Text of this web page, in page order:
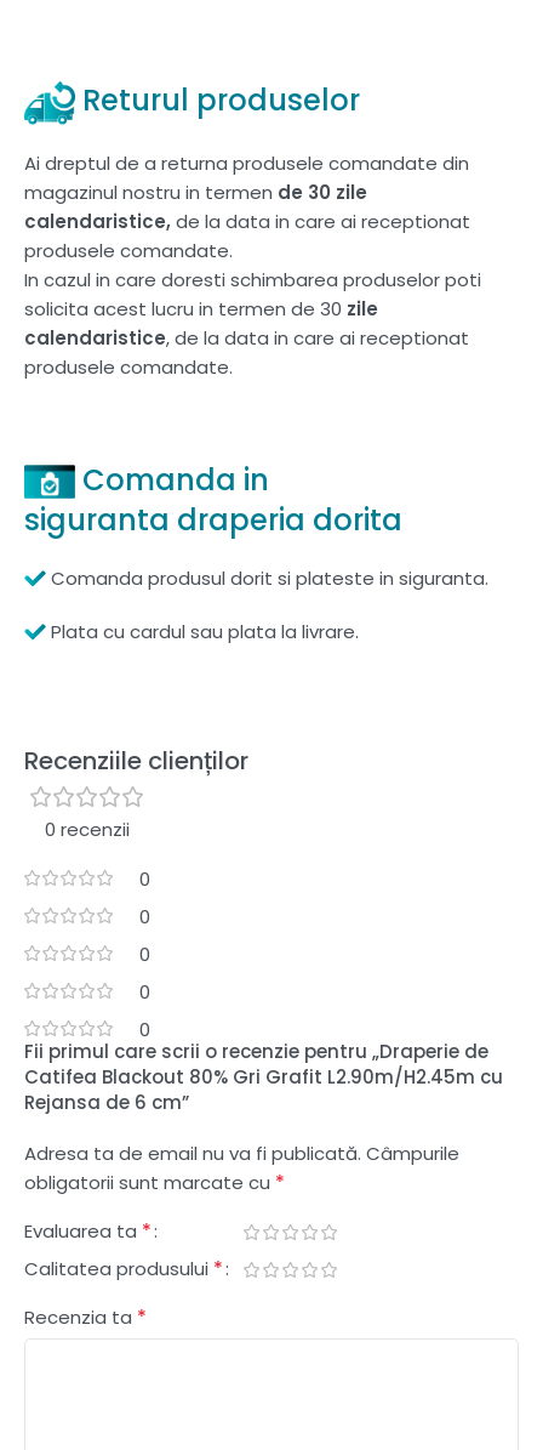
Returul produselor
Ai dreptul de a returna produsele comandate din
magazinul nostru in termen de 30 zile
calendaristice,de la data in care ai receptionat
produsele comandate.
In cazul in care doresti schimbarea produselor poti
solicita acest lucru in termen de 30 zile
calendaristice, de la data in care ai receptionat
produsele comandate.
Comanda in
siguranta draperia dorita
Comanda produsul dorit si plateste in siguranta.
Plata cu cardul sau plata la livrare.
Recenziile clienților
0 recenzii
0
0
0
0
0
Fii primul care scrii o recenzie pentru „Draperie de
Catifea Blackout 80% Gri Grafit L2.90m/H2.45m cu
Rejansa de 6 cm”
Adresa ta de email nu va fi publicată. Câmpurile
obligatorii sunt marcate cu *
Evaluarea ta *
Calitatea produsului *
Recenzia ta *